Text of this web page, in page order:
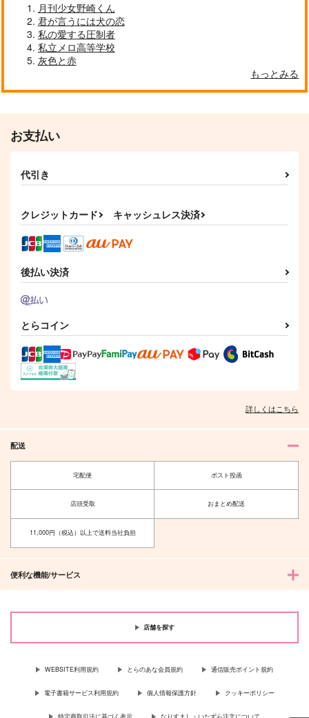
月刊少女野崎くん
君が言うには犬の恋
私の愛する圧制者
私立メロ高等学校
灰色と赤
もっとみる
お支払い
代引き
クレジットカード キャッシュレス決済
後払い決済
とらコイン
詳しくはこちら
配送
宅配便 ポスト投函
店頭受取 おまとめ配送
11,000円（税込）以上で送料当社負担
便利な機能/サービス
店舗を探す
WEBSITE利用規約 とらのあな会員規約 通信販売ポイント規約
電子書籍サービス利用規約 個人情報保護方針 クッキーポリシー